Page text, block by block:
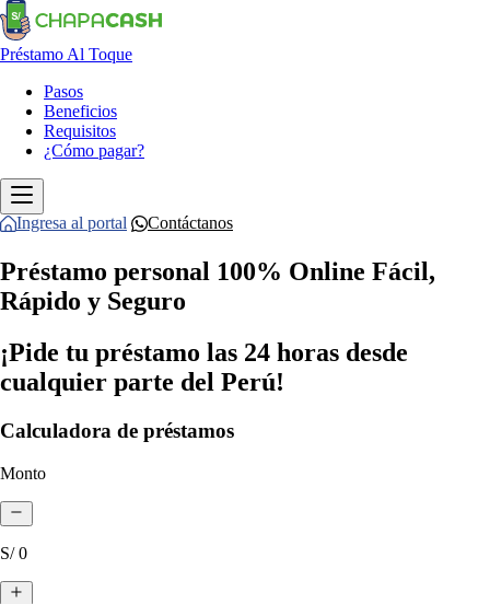
Préstamo Al Toque
Pasos
Beneficios
Requisitos
¿Cómo pagar?
Ingresa al portal Contáctanos
Préstamo personal 100% Online Fácil,
Rápido y Seguro
¡Pide tu préstamo las 24 horas desde
cualquier parte del Perú!
Calculadora de préstamos
Monto
S/ 0